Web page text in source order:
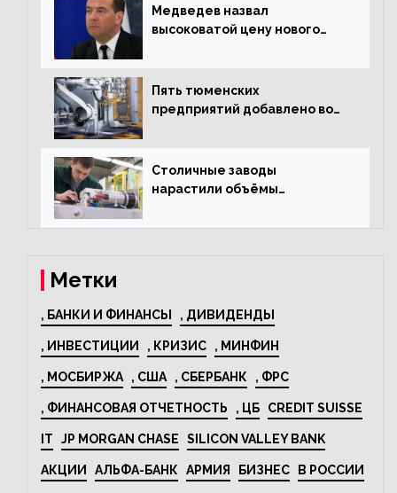
Медведев назвал
высоковатой цену нового
Пять тюменских
предприятий добавлено во
туризма
Столичные заводы
нарастили объёмы
электрооборудования на
Метки
, БАНКИ И ФИНАНСЫ , ДИВИДЕНДЫ
, ИНВЕСТИЦИИ , КРИЗИС , МИНФИН
, МОСБИРЖА , США , СБЕРБАНК , ФРС
, ФИНАНСОВАЯ ОТЧЕТНОСТЬ , ЦБ CREDIT SUISSE
IT JP MORGAN CHASE SILICON VALLEY BANK
АКЦИИ АЛЬФА-БАНК АРМИЯ БИЗНЕС В РОССИИ